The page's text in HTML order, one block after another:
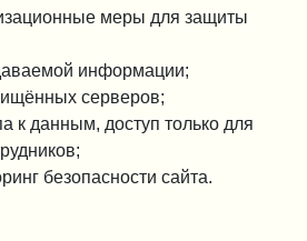
меры для защиты
информации;
серверов;
к данным, доступ только для
безопасности сайта.